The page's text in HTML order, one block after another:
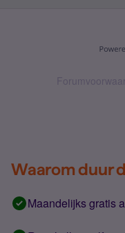
Waarom duur
Maandelijks gratis